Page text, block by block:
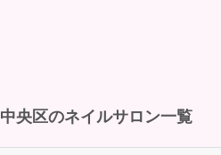
中央区のネイルサロン一覧